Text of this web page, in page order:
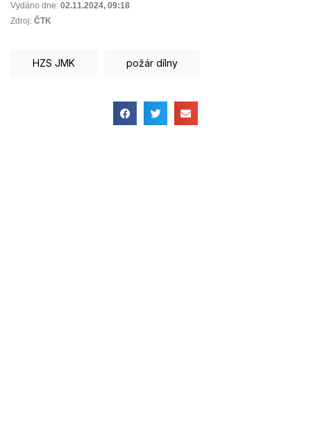
Vydáno dne: 02.11.2024, 09:18
Zdroj: ČTK
HZS JMK požár dílny